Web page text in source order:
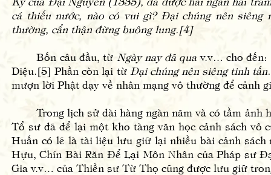
cá thiếu nước, nào có vui gì? Đại chúng nên
thường, cẩn thận đừng buông lung.[4]
Bốn câu đầu, từ Ngày nay đã qua v.v… cho đến:
Diệu.[5] Phần còn lại từ Đại chúng nên siêng tinh tấn
mượn lời Phật dạy về nhân mạng vô thường để cảnh
Trong lịch sử dài hàng ngàn năm và có tầm ảnh
Tổ sư đã để lại một kho tàng văn học cảnh sách vô
Huấn có lẽ là tài liệu lưu giữ lại nhiều bài cảnh sách
Hựu, Chín Bài Răn Để Lại Môn Nhân của Pháp sư
Gia v.v… của Thiền sư Từ Thọ cũng được lưu giữ